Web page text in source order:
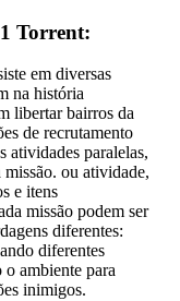
Torrent:
em diversas
na história
libertar bairros da
de recrutamento
atividades paralelas,
ou atividade,
e itens
missão podem ser
diferentes:
diferentes
ambiente para
inimigos.